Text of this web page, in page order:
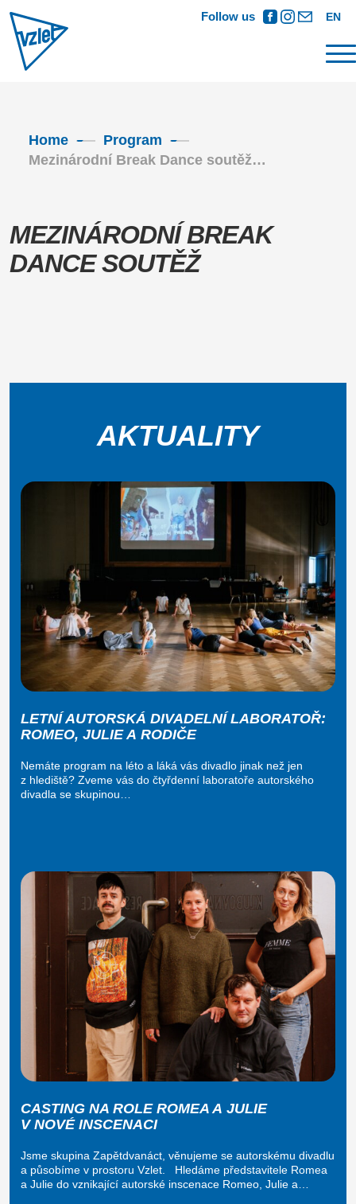
Follow us EN
Home
Program
Mezinárodní Break Dance soutěž…
MEZINÁRODNÍ BREAK
DANCE SOUTĚŽ
AKTUALITY
LETNÍ AUTORSKÁ DIVADELNÍ LABORATOŘ:
ROMEO, JULIE A RODIČE
Nemáte program na léto a láká vás divadlo jinak než jen
z hlediště? Zveme vás do čtyřdenní laboratoře autorského
divadla se skupinou…
CASTING NA ROLE ROMEA A JULIE
V NOVÉ INSCENACI
Jsme skupina Zapětdvanáct, věnujeme se autorskému divadlu
a působíme v prostoru Vzlet. Hledáme představitele Romea
a Julie do vznikající autorské inscenace Romeo, Julie a…